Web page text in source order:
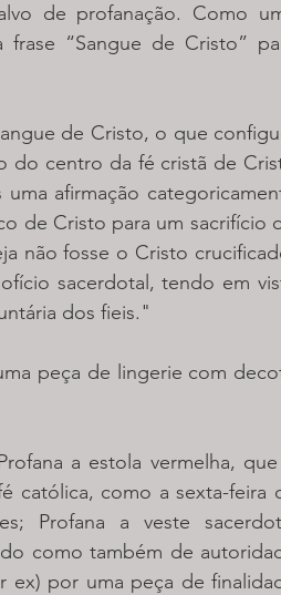
de profanação. Como
“Sangue de Cristo”
de Cristo, o que
do centro da fé cristã de
afirmação
de Cristo para um sacrifício
não fosse o Cristo
sacerdotal, tendo em
dos fieis."
peça de lingerie com
a estola vermelha,
católica, como a sexta-feira
Profana a veste
como também de
ex) por uma peça de